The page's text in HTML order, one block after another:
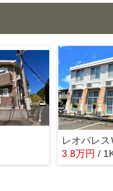
レオパレ
3.8万円 /